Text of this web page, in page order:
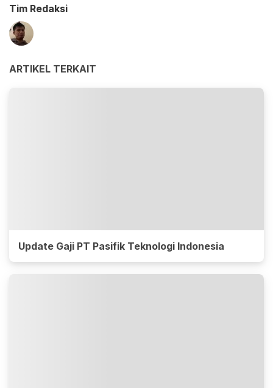
Tim Redaksi
ARTIKEL TERKAIT
Update Gaji PT Pasifik Teknologi Indonesia